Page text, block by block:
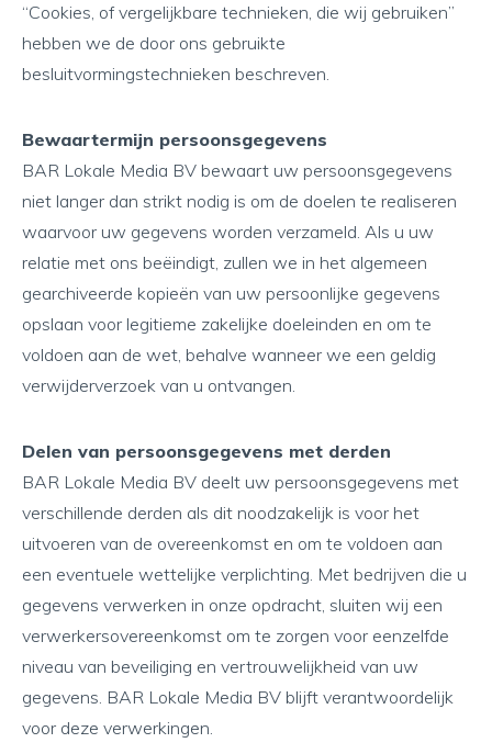
“Cookies, of vergelijkbare technieken, die wij gebruiken”
hebben we de door ons gebruikte
besluitvormingstechnieken beschreven.
Bewaartermijn persoonsgegevens
BAR Lokale Media BV bewaart uw persoonsgegevens
niet langer dan strikt nodig is om de doelen te realiseren
waarvoor uw gegevens worden verzameld. Als u uw
relatie met ons beëindigt, zullen we in het algemeen
gearchiveerde kopieën van uw persoonlijke gegevens
opslaan voor legitieme zakelijke doeleinden en om te
voldoen aan de wet, behalve wanneer we een geldig
verwijderverzoek van u ontvangen.
Delen van persoonsgegevens met derden
BAR Lokale Media BV deelt uw persoonsgegevens met
verschillende derden als dit noodzakelijk is voor het
uitvoeren van de overeenkomst en om te voldoen aan
een eventuele wettelijke verplichting. Met bedrijven die u
gegevens verwerken in onze opdracht, sluiten wij een
verwerkersovereenkomst om te zorgen voor eenzelfde
niveau van beveiliging en vertrouwelijkheid van uw
gegevens. BAR Lokale Media BV blijft verantwoordelijk
voor deze verwerkingen.